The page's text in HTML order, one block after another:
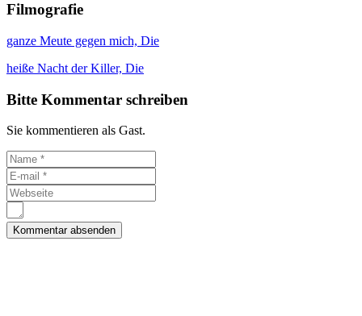
Filmografie
ganze Meute gegen mich, Die
heiße Nacht der Killer, Die
Bitte Kommentar schreiben
Sie kommentieren als Gast.